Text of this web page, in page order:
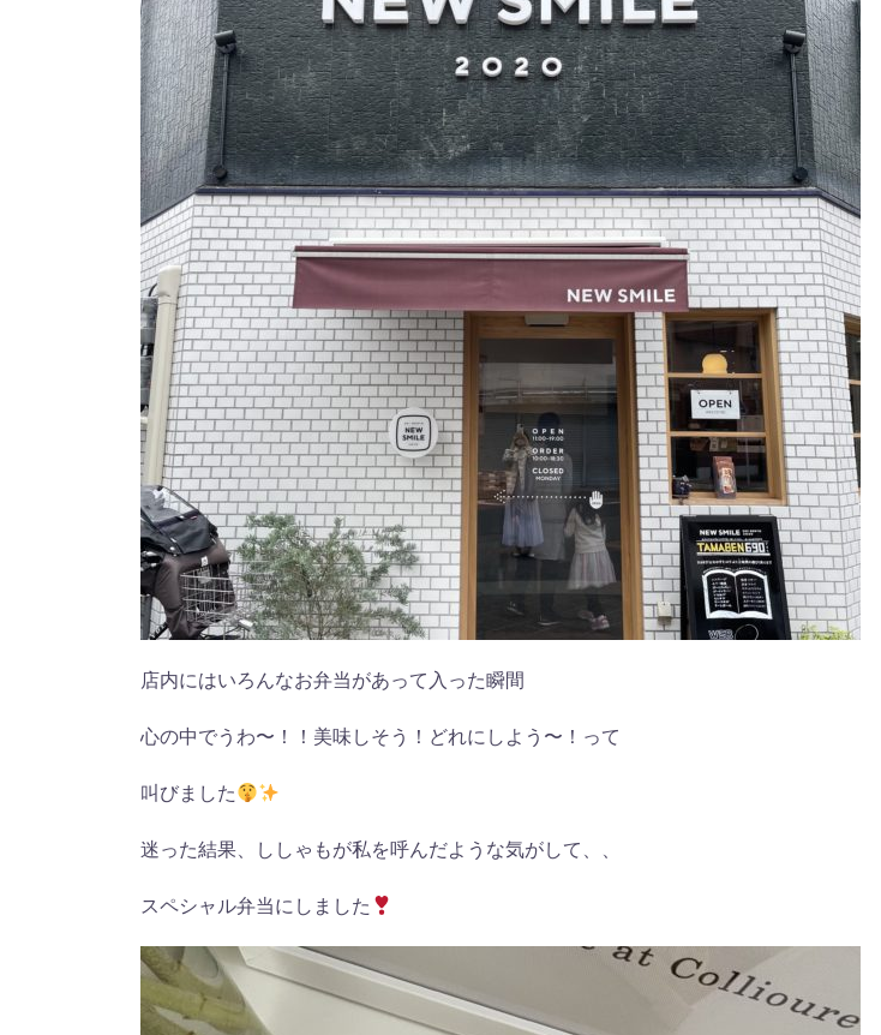
店内にはいろんなお弁当があって入った瞬間
心の中でうわ〜！！美味しそう！どれにしよう〜！って
叫びました
迷った結果、ししゃもが私を呼んだような気がして、、
スペシャル弁当にしました